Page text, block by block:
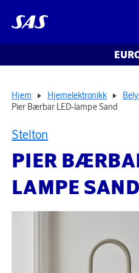
Hjem Hjemelektronikk
Pier Bærbar LED-lampe Sand
Stelton
PIER
LAMPE SAND